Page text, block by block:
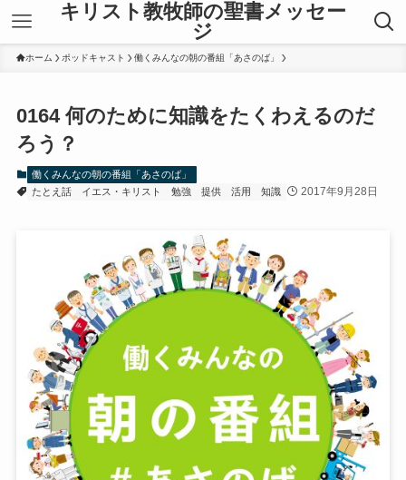
キリスト教牧師の聖書メッセー
ジ
ホーム ポッドキャスト 働くみんなの朝の番組「あさのば」
0164 何のために知識をたくわえるのだ
ろう？
働くみんなの朝の番組「あさのば」
たとえ話
イエス・キリスト 勉強 提供 活用 知識 2017年9月28日